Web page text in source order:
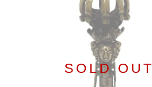
SOLD OUT